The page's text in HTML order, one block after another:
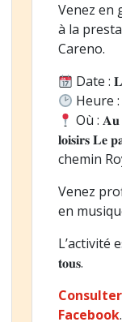
Venez en
à la
Careno.
Date :
Heure
Où : 𝐀𝐮
𝐥𝐨𝐢𝐬𝐢𝐫𝐬 𝐋𝐞
chemin
Venez
en
L’activité
𝐭𝐨𝐮𝐬.
Facebook.